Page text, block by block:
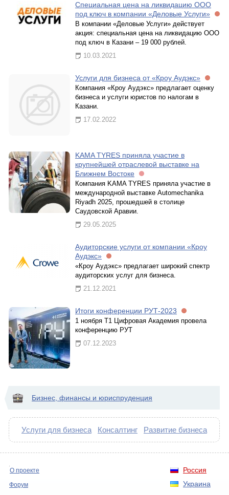
Специальная цена на ликвидацию ООО
под ключ в компании «Деловые Услуги»
В компании «Деловые Услуги» действует
акция: специальная цена на ликвидацию ООО
под ключ в Казани – 19 000 рублей.
10.03.2021
Услуги для бизнеса от «Кроу Аудэкс»
Компания «Кроу Аудэкс» предлагает оценку
бизнеса и услуги юристов по налогам в
Казани.
17.02.2022
KAMA TYRES приняла участие в
крупнейшей отраслевой выставке на
Ближнем Востоке
Компания KAMA TYRES приняла участие в
международной выставке Automechanika
Riyadh 2025, прошедшей в столице
Саудовской Аравии.
29.05.2025
Аудиторские услуги от компании «Кроу
Аудэкс»
«Кроу Аудэкс» предлагает широкий спектр
аудиторских услуг для бизнеса.
21.12.2021
Итоги конференции РУТ-2023
1 ноября Т1 Цифровая Академия провела
конференцию РУТ
07.12.2023
Бизнес, финансы и юриспруденция
Услуги для бизнеса Консалтинг Развитие бизнеса
Россия
Украина
О проекте
Форум